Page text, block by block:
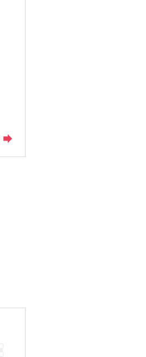
forward